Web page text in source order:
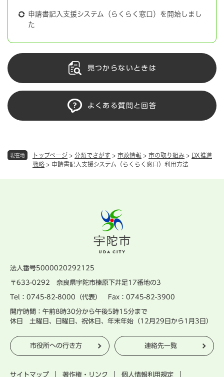
現在地 トップページ > 分類でさがす > 市政情報 > 市の取り組み > DX推進
戦略 > 申請書記入支援システム（らくらく窓口）利用方法
申請書記入支援システム（らくらく窓口）を開始しまし
た
見つからないときは
よくある質問と回答
法人番号5000020292125
〒633-0292 奈良県宇陀市榛原下井足17番地の3
Tel：0745-82-8000（代表） Fax：0745-82-3900
開庁時間：午前8時30分から午後5時15分まで
休日 土曜日、日曜日、祝休日、年末年始（12月29日から1月3日）
市役所への行き方 連絡先一覧
サイトマップ 著作権・リンク 個人情報利用規定